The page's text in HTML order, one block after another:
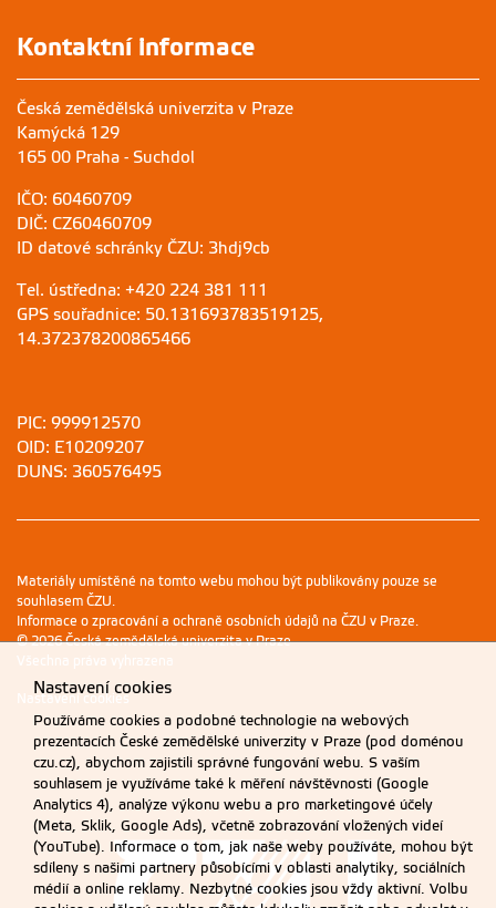
Kontaktní informace
Česká zemědělská univerzita v Praze
Kamýcká 129
165 00 Praha - Suchdol
IČO: 60460709
DIČ: CZ60460709
ID datové schránky ČZU: 3hdj9cb
Tel. ústředna: +420 224 381 111
GPS souřadnice: 50.131693783519125,
14.372378200865466
PIC: 999912570
OID: E10209207
DUNS: 360576495
Materiály umístěné na tomto webu mohou být publikovány pouze se
souhlasem ČZU.
Informace o zpracování a ochraně osobních údajů na ČZU v Praze.
© 2026 Česká zemědělská univerzita v Praze
Všechna práva vyhrazena
Nastavení cookies
Nastavení cookies
Používáme cookies a podobné technologie na webových
prezentacích České zemědělské univerzity v Praze (pod doménou
czu.cz), abychom zajistili správné fungování webu. S vaším
souhlasem je využíváme také k měření návštěvnosti (Google
Analytics 4), analýze výkonu webu a pro marketingové účely
(Meta, Sklik, Google Ads), včetně zobrazování vložených videí
(YouTube). Informace o tom, jak naše weby používáte, mohou být
sdíleny s našimi partnery působícími v oblasti analytiky, sociálních
médií a online reklamy. Nezbytné cookies jsou vždy aktivní. Volbu